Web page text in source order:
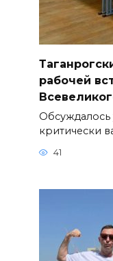
рабочей
Обсуждалось
критически
41